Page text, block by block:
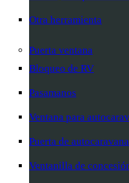
Otra herramienta
Puerta ventana
Bloqueo de RV
Pasamanos
Ventana para
Puerta de autocaravana
Ventanilla de